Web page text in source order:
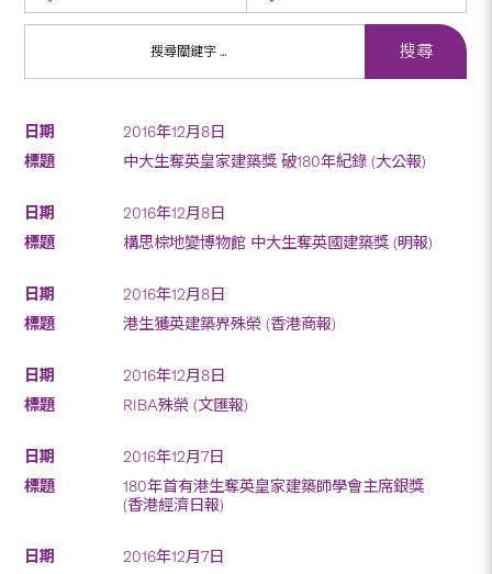
2016年12月8日
中大生奪英皇家建築獎 破180年紀錄 (大公報)
2016年12月8日
構思棕地變博物館 中大生奪英國建築獎 (明報)
2016年12月8日
港生獲英建築界殊榮 (香港商報)
2016年12月8日
RIBA殊榮 (文匯報)
2016年12月7日
180年首有港生奪英皇家建築師學會主席銀獎
(香港經濟日報)
2016年12月7日